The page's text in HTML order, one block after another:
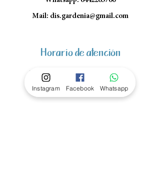
Mail: dis.gardenia@gmail.com
Horario de atención
Lun- Vie: 10am - 1pm y 4pm a
7pm
Instagram Facebook Whatsapp